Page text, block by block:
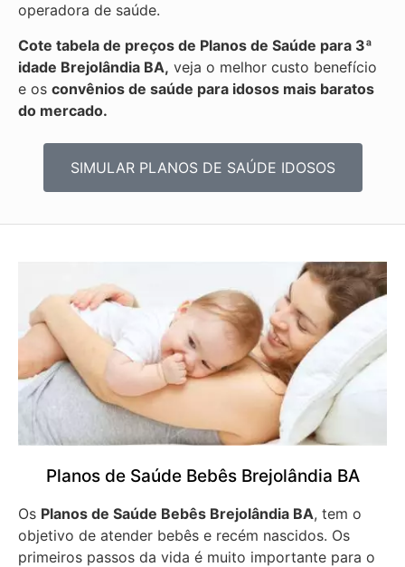
operadora de saúde.
Cote tabela de preços de Planos de Saúde para 3ª
idade Brejolândia BA, veja o melhor custo benefício
e os convênios de saúde para idosos mais baratos
do mercado.
SIMULAR PLANOS DE SAÚDE IDOSOS
Planos de Saúde Bebês Brejolândia BA
Os Planos de Saúde Bebês Brejolândia BA, tem o
objetivo de atender bebês e recém nascidos. Os
primeiros passos da vida é muito importante para o